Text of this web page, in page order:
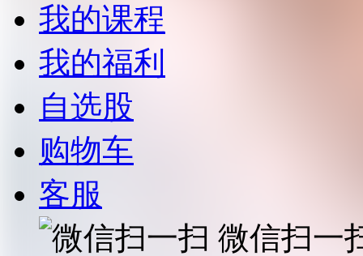
我的课程
我的福利
自选股
购物车
客服
微信扫一